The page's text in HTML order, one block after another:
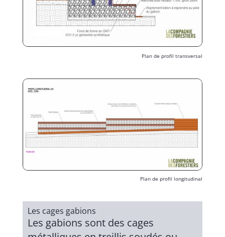
Plan de profil transversal
Plan de profil longitudinal
Les cages gabions
Les gabions sont des cages